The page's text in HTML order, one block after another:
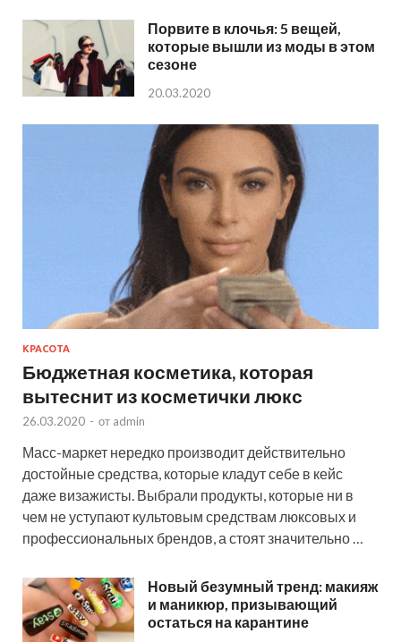
Порвите в клочья: 5 вещей,
которые вышли из моды в этом
сезоне
20.03.2020
КРАСОТА
Бюджетная косметика, которая
вытеснит из косметички люкс
26.03.2020 - от admin
Масс-маркет нередко производит действительно
достойные средства, которые кладут себе в кейс
даже визажисты. Выбрали продукты, которые ни в
чем не уступают культовым средствам люксовых и
профессиональных брендов, а стоят значительно …
Новый безумный тренд: макияж
и маникюр, призывающий
остаться на карантине